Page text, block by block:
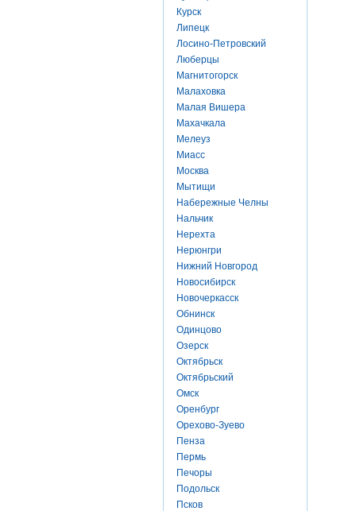
Курск
Липецк
Лосино-Петровский
Люберцы
Магнитогорск
Малаховка
Малая Вишера
Махачкала
Мелеуз
Миасс
Москва
Мытищи
Набережные Челны
Нальчик
Нерехта
Нерюнгри
Нижний Новгород
Новосибирск
Новочеркасск
Обнинск
Одинцово
Озерск
Октябрьск
Октябрьский
Омск
Оренбург
Орехово-Зуево
Пенза
Пермь
Печоры
Подольск
Псков